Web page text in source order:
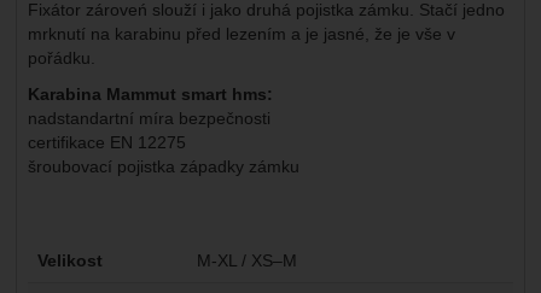
Fixátor zároveń slouží i jako druhá pojistka zámku. Stačí jedno
mrknutí na karabinu před lezením a je jasné, že je vše v
pořádku.
Karabina Mammut smart hms:
nadstandartní míra bezpečnosti
certifikace EN 12275
šroubovací pojistka západky zámku
Parametry
Velikost M-XL / XS–M